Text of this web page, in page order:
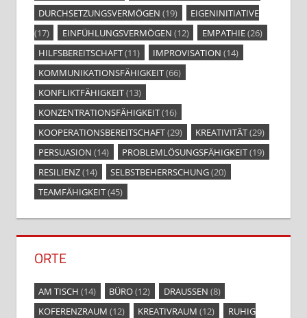
DURCHSETZUNGSVERMÖGEN (19)
EIGENINITIATIVE
(17)
EINFÜHLUNGSVERMÖGEN (12) EMPATHIE(26)
HILFSBEREITSCHAFT(11) IMPROVISATION (14)
KOMMUNIKATIONSFÄHIGKEIT(66)
KONFLIKTFÄHIGKEIT(13)
KONZENTRATIONSFÄHIGKEIT(16)
KOOPERATIONSBEREITSCHAFT(29) KREATIVITÄT(29)
PERSUASION (14) PROBLEMLÖSUNGSFÄHIGKEIT(19)
RESILIENZ(14) SELBSTBEHERRSCHUNG(20)
TEAMFÄHIGKEIT(45)
ORTE
AM TISCH (14) BÜRO(12) DRAUSSEN
(8)
KOFERENZRAUM (12) KREATIVRAUM (12)
RUHIG